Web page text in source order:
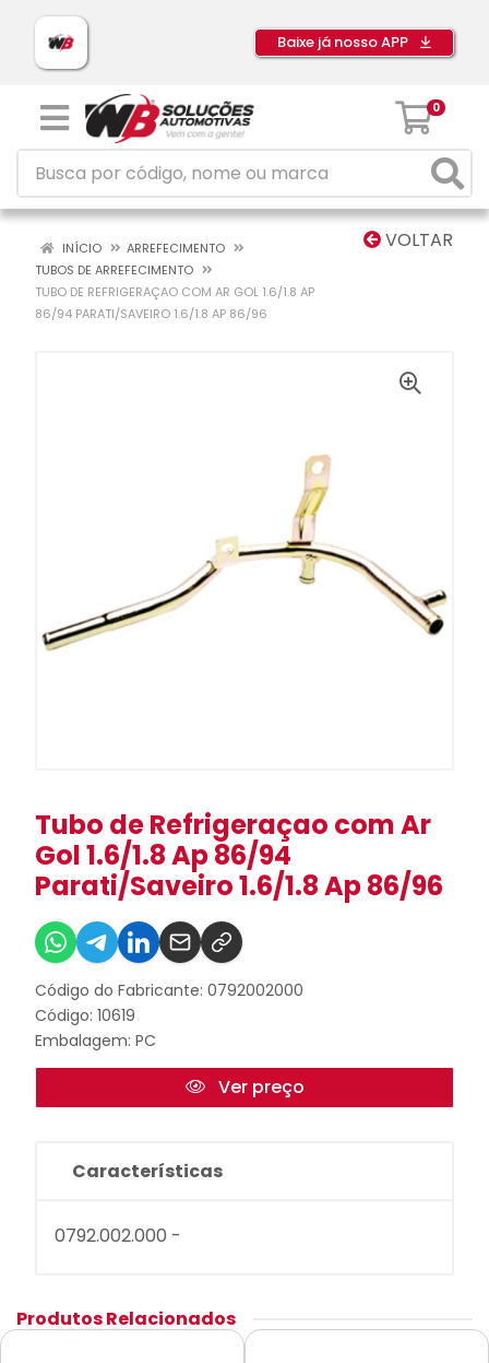
Baixe já nosso APP
0
VOLTAR
INÍCIO
ARREFECIMENTO
TUBOS DE ARREFECIMENTO
TUBO DE REFRIGERAÇAO COM AR GOL 1.6/1.8 AP
86/94 PARATI/SAVEIRO 1.6/1.8 AP 86/96
Tubo de Refrigeraçao com Ar
Gol 1.6/1.8 Ap 86/94
Parati/Saveiro 1.6/1.8 Ap 86/96
Código do Fabricante: 0792002000
Código: 10619
Embalagem: PC
Ver preço
Características
0792.002.000 -
Produtos Relacionados